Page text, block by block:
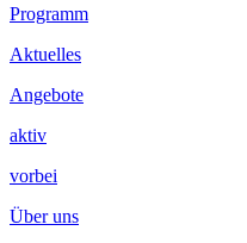
Footer
Inhalt
Programm
Aktuelles
Angebote
aktiv
vorbei
Über uns